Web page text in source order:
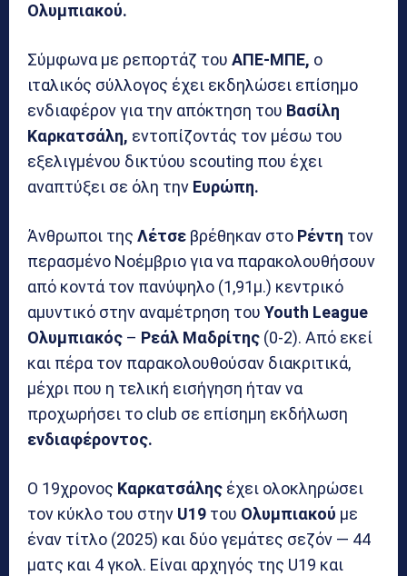
Ολυμπιακού.
Σύμφωνα με ρεπορτάζ του ΑΠΕ-ΜΠΕ, ο
ιταλικός σύλλογος έχει εκδηλώσει επίσημο
ενδιαφέρον για την απόκτηση του Βασίλη
Καρκατσάλη, εντοπίζοντάς τον μέσω του
εξελιγμένου δικτύου scouting που έχει
αναπτύξει σε όλη την Ευρώπη.
Άνθρωποι της Λέτσε βρέθηκαν στο Ρέντη τον
περασμένο Νοέμβριο για να παρακολουθήσουν
από κοντά τον πανύψηλο (1,91μ.) κεντρικό
αμυντικό στην αναμέτρηση του Youth League
Ολυμπιακός – Ρεάλ Μαδρίτης (0-2). Από εκεί
και πέρα τον παρακολουθούσαν διακριτικά,
μέχρι που η τελική εισήγηση ήταν να
προχωρήσει το club σε επίσημη εκδήλωση
ενδιαφέροντος.
Ο 19χρονος Καρκατσάλης έχει ολοκληρώσει
τον κύκλο του στην U19 του Ολυμπιακού με
έναν τίτλο (2025) και δύο γεμάτες σεζόν — 44
ματς και 4 γκολ. Είναι αρχηγός της U19 και